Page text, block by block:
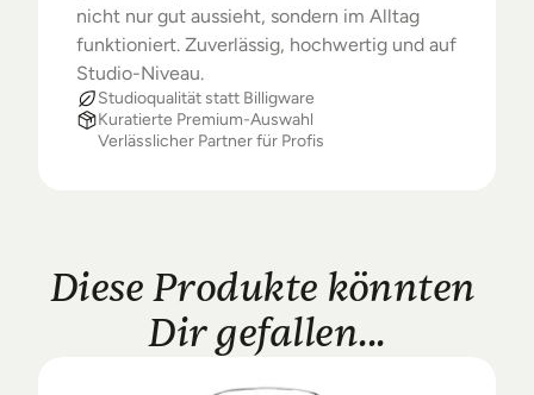
nicht nur gut aussieht, sondern im Alltag
funktioniert. Zuverlässig, hochwertig und auf
Studio-Niveau.
Studioqualität statt Billigware
Kuratierte Premium-Auswahl
Verlässlicher Partner für Profis
Diese Produkte könnten
Dir gefallen...